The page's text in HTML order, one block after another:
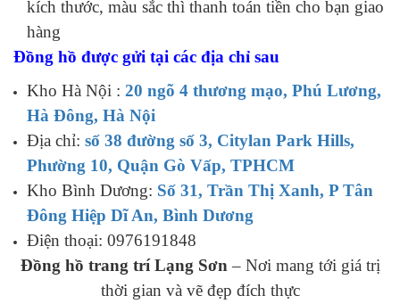
kích thước, màu sắc thì thanh toán tiền cho bạn giao
hàng
Đồng hồ được gửi tại các địa chỉ sau
Kho Hà Nội : 20 ngõ 4 thương mạo, Phú Lương,
Hà Đông, Hà Nội
Địa chỉ: số 38 đường số 3, Citylan Park Hills,
Phường 10, Quận Gò Vấp, TPHCM
Kho Bình Dương: Số 31, Trần Thị Xanh, P Tân
Đông Hiệp Dĩ An, Bình Dương
Điện thoại: 0976191848
Đồng hồ trang trí Lạng Sơn – Nơi mang tới giá trị
thời gian và vẽ đẹp đích thực